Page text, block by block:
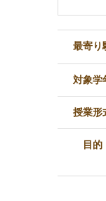
最寄り
対象学
授業形
目的